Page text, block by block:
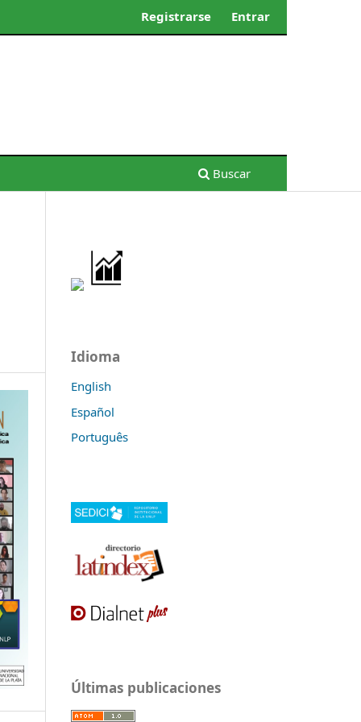
Buscar
Registrarse Entrar
Idioma
English
Español
Português
Últimas publicaciones